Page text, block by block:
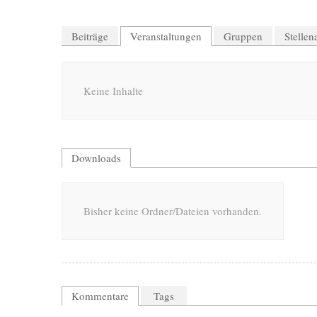
Beiträge Veranstaltungen Gruppen
Keine Inhalte
Downloads
Bisher keine Ordner/Dateien vorhanden.
Kommentare Tags